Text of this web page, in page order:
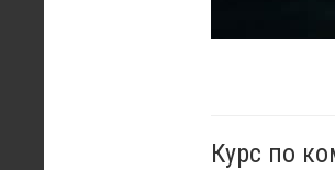
Курс по